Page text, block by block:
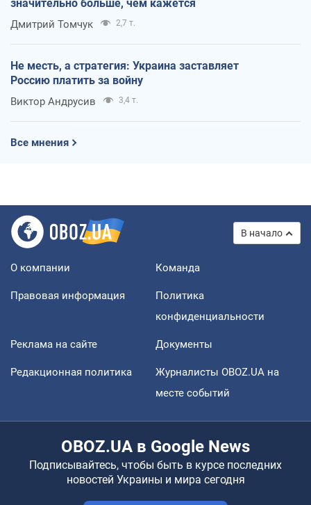
значительно больше, чем кажется
Дмитрий Томчук 2,7 т.
Не месть, а стратегия: Украина заставляет
Россию платить за войну
Виктор Андрусив 3,4 т.
Все мнения
В начало
О компании Команда
Правовая информация
Политика
конфиденциальности
Реклама на сайте Документы
Редакционная политика
Журналисты OBOZ.UA на
месте событий
OBOZ.UA в Google News
Подписывайтесь, чтобы быть в курсе последних
новостей Украины и мира сегодня